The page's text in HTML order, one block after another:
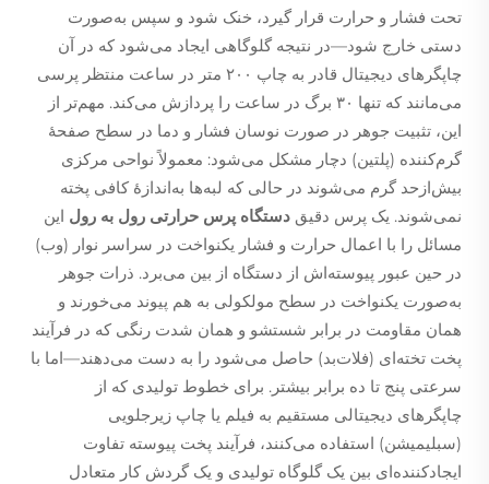
تحت فشار و حرارت قرار گیرد، خنک شود و سپس به‌صورت
دستی خارج شود—در نتیجه گلوگاهی ایجاد می‌شود که در آن
چاپگرهای دیجیتال قادر به چاپ ۲۰۰ متر در ساعت منتظر پرسی
می‌مانند که تنها ۳۰ برگ در ساعت را پردازش می‌کند. مهم‌تر از
این، تثبیت جوهر در صورت نوسان فشار و دما در سطح صفحهٔ
گرم‌کننده (پلتین) دچار مشکل می‌شود: معمولاً نواحی مرکزی
بیش‌ازحد گرم می‌شوند در حالی که لبه‌ها به‌اندازهٔ کافی پخته
نمی‌شوند. یک پرس دقیق دستگاه پرس حرارتی رول به رول این
مسائل را با اعمال حرارت و فشار یکنواخت در سراسر نوار (وب)
در حین عبور پیوسته‌اش از دستگاه از بین می‌برد. ذرات جوهر
به‌صورت یکنواخت در سطح مولکولی به هم پیوند می‌خورند و
همان مقاومت در برابر شستشو و همان شدت رنگی که در فرآیند
پخت تخته‌ای (فلات‌بد) حاصل می‌شود را به دست می‌دهند—اما با
سرعتی پنج تا ده برابر بیشتر. برای خطوط تولیدی که از
چاپگرهای دیجیتالی مستقیم به فیلم یا چاپ زیرجلویی
(سبلیمیشن) استفاده می‌کنند، فرآیند پخت پیوسته تفاوت
ایجادکننده‌ای بین یک گلوگاه تولیدی و یک گردش کار متعادل